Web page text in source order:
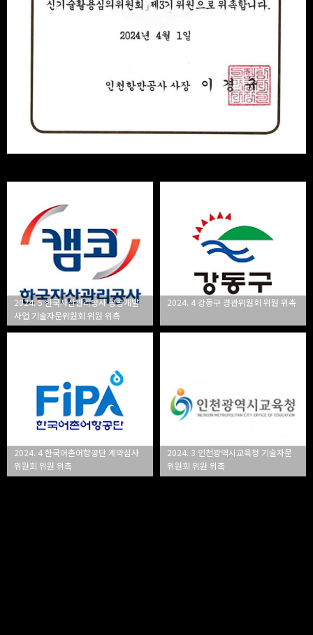
2024. 5 한국자산관리공사 공공개발
사업 기술자문위원회 위원 위촉
2024. 4 강동구 경관위원회 위원 위촉
2024. 4 한국어촌어항공단 계약심사
위원회 위원 위촉
2024. 3 인천광역시교육청 기술자문
위원회 위원 위촉